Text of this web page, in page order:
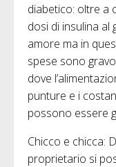
diabetico: oltre a
dosi di insulina al
amore ma in
spese sono
dove
punture e i
possono essere
Chicco e chicca:
proprietario si